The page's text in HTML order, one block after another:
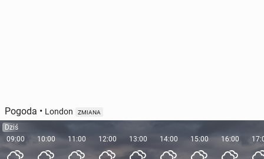
Pogoda • London ZMIANA
Dziś
09:00
10:00 11:00 12:00 13:00 14:00 15:00 16:00